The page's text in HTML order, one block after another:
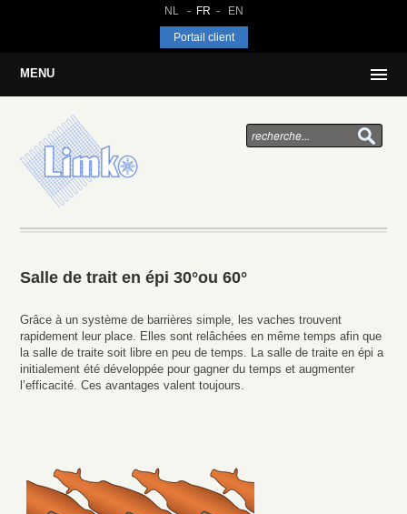
NL FR EN
Portail client
MENU
Salle de trait en épi 30°ou 60°
Grâce à un système de barrières simple, les vaches trouvent
rapidement leur place. Elles sont relâchées en même temps afin que
la salle de traite soit libre en peu de temps. La salle de traite en épi a
initialement été développée pour gagner du temps et augmenter
l’efficacité. Ces avantages valent toujours.